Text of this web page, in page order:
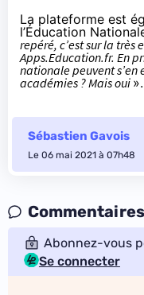
La plateforme est
l’Éducation
repéré, c’est sur la
Apps.Education.fr. En
nationale peuvent s’en
académies ? Mais oui ».
Sébastien Gavois
Le 06 mai 2021 à 07h48
Abonnez-vous
Se connecter